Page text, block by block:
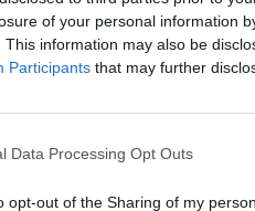
of your personal information
This information may also be
Participants that may further
Data Processing Opt Outs
opt-out of the Sharing of my
poi con i colpi
straniero per
vita il nigeriano, molto
raccontano i
per chiedere le